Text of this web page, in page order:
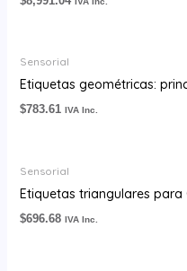
Sensorial
Etiquetas geométricas:
$783.61 IVA Inc.
Sensorial
Etiquetas triangulares
$696.68 IVA Inc.